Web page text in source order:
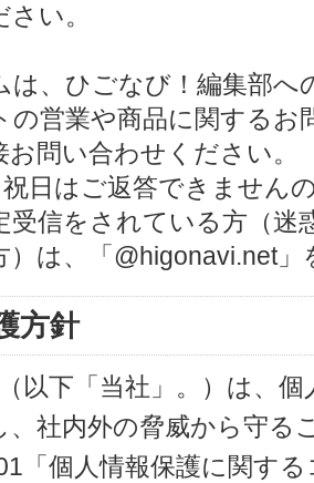
い。
、ひごなび！編集部へ
の営業や商品に関する
問い合わせください。
日はご返答できません
信をされている方（迷
）は、「@higonavi.net
方針
以下「当社」。）は、
、社内外の脅威から守る
「個人情報保護に関す